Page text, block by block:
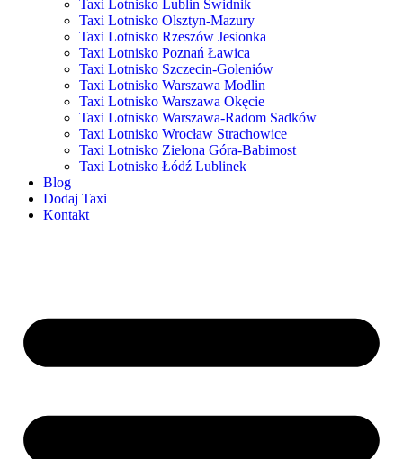
Taxi Lotnisko Lublin Świdnik
Taxi Lotnisko Olsztyn-Mazury
Taxi Lotnisko Rzeszów Jesionka
Taxi Lotnisko Poznań Ławica
Taxi Lotnisko Szczecin-Goleniów
Taxi Lotnisko Warszawa Modlin
Taxi Lotnisko Warszawa Okęcie
Taxi Lotnisko Warszawa-Radom Sadków
Taxi Lotnisko Wrocław Strachowice
Taxi Lotnisko Zielona Góra-Babimost
Taxi Lotnisko Łódź Lublinek
Blog
Dodaj Taxi
Kontakt